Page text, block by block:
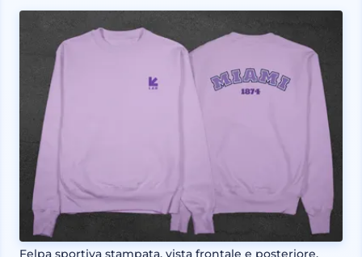
Felpa sportiva stampata, vista frontale e posteriore.